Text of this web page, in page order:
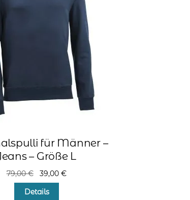
für Männer –
– Größe L
79,00€
Ursprünglicher
Preis
war:
39,00€Aktueller
Details